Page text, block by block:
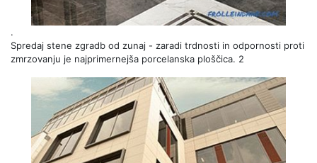
.
Spredaj stene zgradb od zunaj - zaradi trdnosti in odpornosti proti
zmrzovanju je najprimernejša porcelanska ploščica. 2